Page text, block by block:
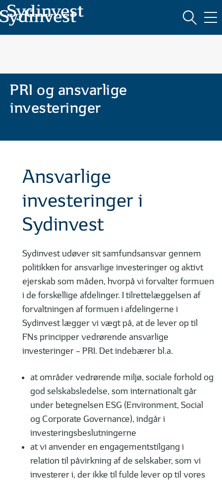
MARKEDSFØRINGSMATERIALE
KATEGORIER (7)
ABC
PRI og ansvarlige
investeringer
Ansvarlige
investeringer i
Sydinvest
Sydinvest udøver sit samfundsansvar gennem
politikken for ansvarlige investeringer og aktivt
ejerskab som måden, hvorpå vi forvalter formuen
i de forskellige afdelinger. I tilrettelæggelsen af
forvaltningen af formuen i afdelingerne i
Sydinvest lægger vi vægt på, at de lever op til
FNs principper vedrørende ansvarlige
investeringer – PRI. Det indebærer bl.a.
at områder vedrørende miljø, sociale forhold og
god selskabsledelse, som internationalt går
under betegnelsen ESG (Environment, Social
og Corporate Governance), indgår i
investeringsbeslutningerne
at vi anvender en engagementstilgang i
relation til påvirkning af de selskaber, som vi
investerer i, der ikke til fulde lever op til vores